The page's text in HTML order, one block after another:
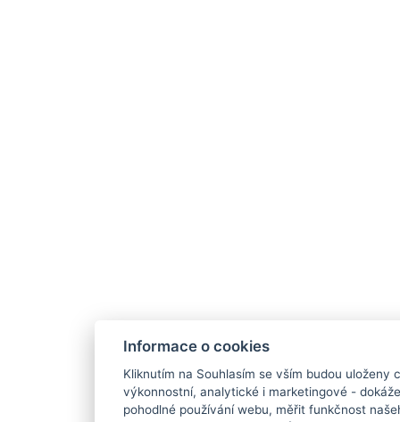
Informace o cookies
Kliknutím na Souhlasím se vším budou uloženy
výkonnostní, analytické i marketingové -
pohodlné používání webu, měřit funkčnost